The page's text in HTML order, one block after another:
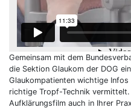
Gemeinsam mit dem
die Sektion Glaukom der DOG
Glaukompatienten wichtige
richtige Tropf-Technik vermittelt.
Aufklärungsfilm auch in Ihrer